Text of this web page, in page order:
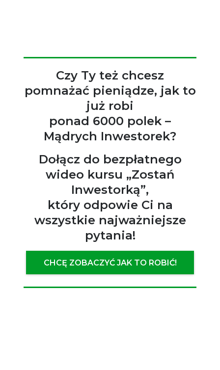
Czy Ty też chcesz
pomnażać pieniądze, jak to
już robi
ponad 6000 polek –
Mądrych Inwestorek?
Dołącz do bezpłatnego
wideo kursu „Zostań
Inwestorką”,
który odpowie Ci na
wszystkie najważniejsze
pytania!
CHCĘ ZOBACZYĆ JAK TO ROBIĆ!